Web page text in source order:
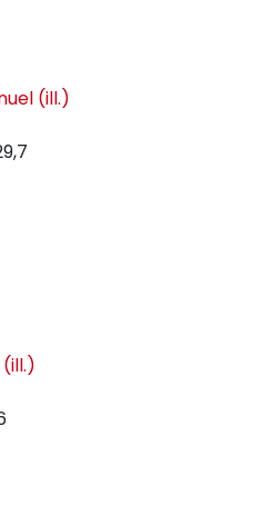
(ill.)